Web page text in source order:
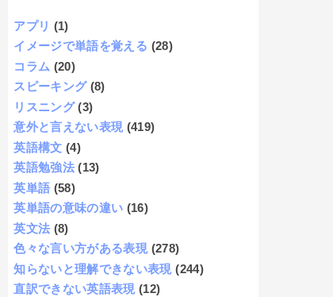
アプリ (1)
イメージで単語を覚える (28)
コラム (20)
スピーキング (8)
リスニング (3)
意外と言えない表現 (419)
英語構文 (4)
英語勉強法 (13)
英単語 (58)
英単語の意味の違い (16)
英文法 (8)
色々な言い方がある表現 (278)
知らないと理解できない表現 (244)
直訳できない英語表現 (12)